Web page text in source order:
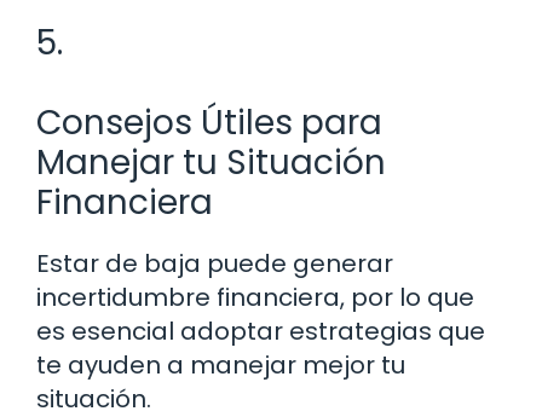
5.
Consejos Útiles para
Manejar tu Situación
Financiera
Estar de baja puede generar
incertidumbre financiera, por lo que
es esencial adoptar estrategias que
te ayuden a manejar mejor tu
situación.